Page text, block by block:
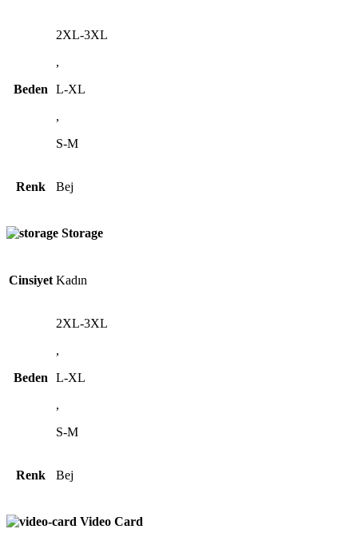
Beden
2XL-3XL
,
L-XL
,
S-M
Renk Bej
Storage
Cinsiyet Kadın
Beden
2XL-3XL
,
L-XL
,
S-M
Renk Bej
Video Card